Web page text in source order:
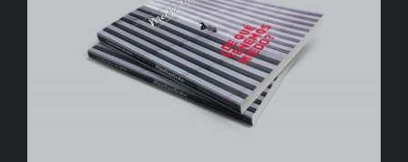
AÑADIR AL CARRITO / DETALLES